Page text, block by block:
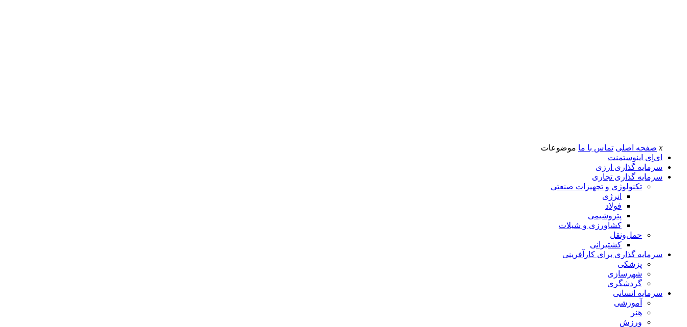
x صفحه اصلی تماس با ما موضوعات
ای‌اِی اینوستمنت
سرمایه گذاری ارزی
سرمایه گذاری تجاری
تکنولوژی و تجهیزات صنعتی
انرژی
فولاد
پتروشیمی
کشاورزی و شیلات
حمل‌و‌نقل
کشتیرانی
سرمایه گذاری برای کارآفرینی
پزشکی
شهرسازی
گردشگری
سرمایه انسانی
آموزشی
هنر
ورزش